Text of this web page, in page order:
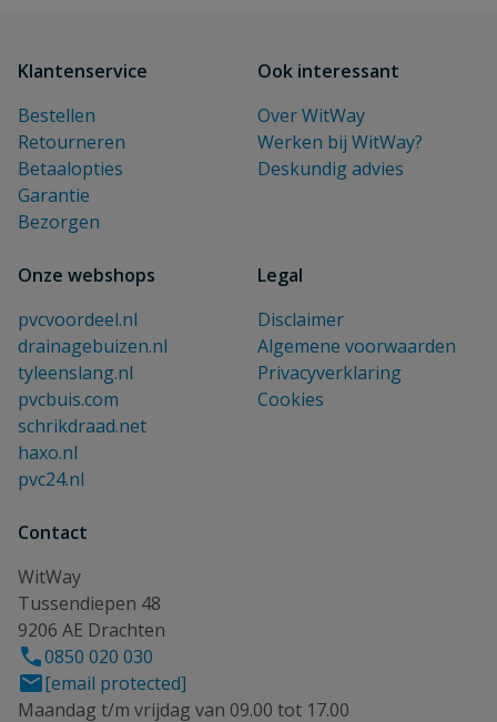
Klantenservice
Bestellen
Retourneren
Betaalopties
Garantie
Bezorgen
Ook interessant
Over WitWay
Werken bij WitWay?
Deskundig advies
Onze webshops
pvcvoordeel.nl
drainagebuizen.nl
tyleenslang.nl
pvcbuis.com
schrikdraad.net
haxo.nl
pvc24.nl
Legal
Disclaimer
Algemene voorwaarden
Privacyverklaring
Cookies
Contact
WitWay
Tussendiepen 48
9206 AE Drachten
0850 020 030
[email protected]
Maandag t/m vrijdag van 09.00 tot 17.00